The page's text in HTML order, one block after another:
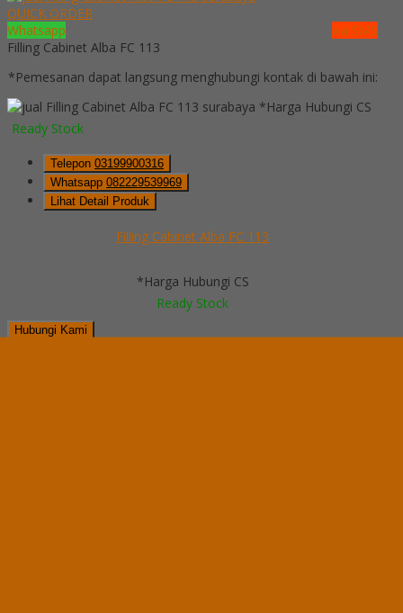
QUICK ORDER
Whatsapp
via SMS
Filling Cabinet Alba FC 113
*Pemesanan dapat langsung menghubungi kontak di bawah ini:
*Harga Hubungi CS
Ready Stock
Telepon 03199900316
Whatsapp 082229539969
Lihat Detail Produk
Filling Cabinet Alba FC 113
*Harga Hubungi CS
Ready Stock
Hubungi Kami